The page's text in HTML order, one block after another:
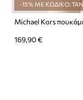
-15% ΜΕ ΚΩΔΙΚΟ: TAN
169,90 €